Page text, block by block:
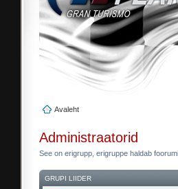
Avaleht
Administraatorid
See on erigrupp, erigruppe haldab
GRUPI LIIDER